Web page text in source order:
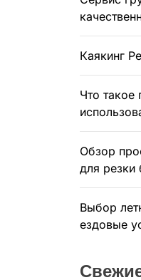
Каякинг
Что такое
Обзор
для резки
Выбор
ездовые